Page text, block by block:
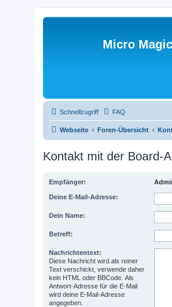
Micro
Schnellzugriff FAQ
Webseite Foren-Übersicht
Kontakt mit der Board-
Empfänger:
Deine E-Mail-Adresse:
Dein Name:
Betreff:
Nachrichtentext:
Diese Nachricht wird als reiner
Text verschickt, verwende daher
kein HTML oder BBCode. Als
Antwort-Adresse für die E-Mail
wird deine E-Mail-Adresse
angegeben.